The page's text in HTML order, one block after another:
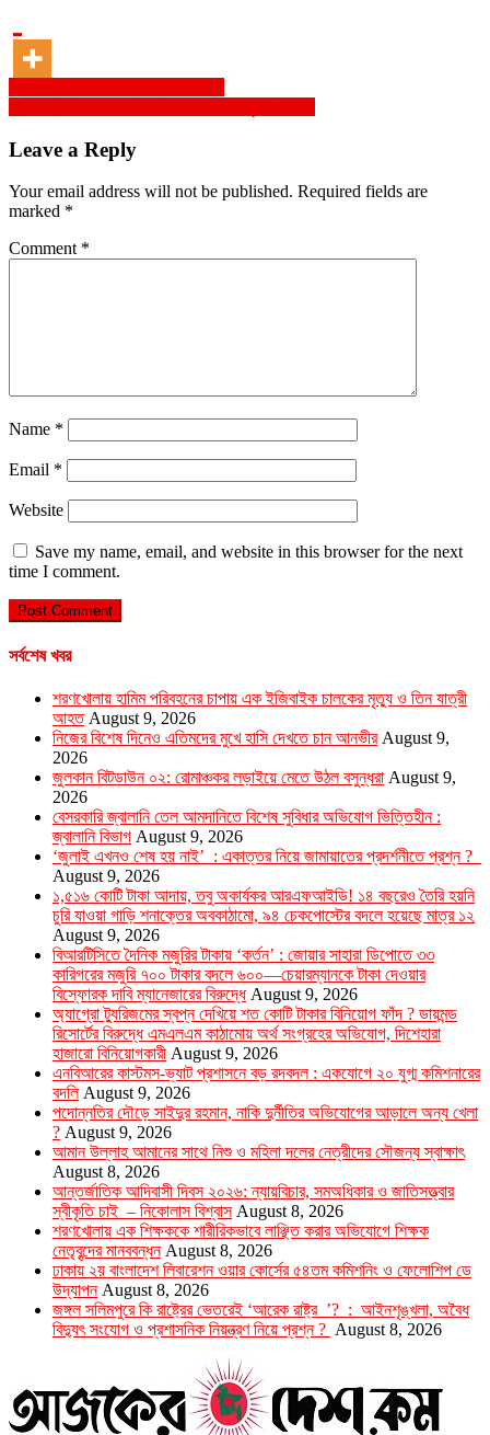
Post
navigation
Leave a Reply
Your email address will not be published. Required fields are
marked *
Comment *
Name *
Email *
Website
Save my name, email, and website in this browser for the next
time I comment.
সর্বশেষ খবর
শরণখোলায় হামিম পরিবহনের চাপায় এক ইজিবাইক চালকের মৃত্যু ও তিন যাত্রী
আহত August 9, 2026
নিজের বিশেষ দিনেও এতিমদের মুখে হাসি দেখতে চান আনভীর August 9,
2026
জুলকান বিটডাউন ০২: রোমাঞ্চকর লড়াইয়ে মেতে উঠল বসুন্ধরা August 9,
2026
বেসরকারি জ্বালানি তেল আমদানিতে বিশেষ সুবিধার অভিযোগ ভিত্তিহীন :
জ্বালানি বিভাগ August 9, 2026
‘জুলাই এখনও শেষ হয় নাই’ : একাত্তর নিয়ে জামায়াতের প্রদর্শনীতে প্রশ্ন ?
August 9, 2026
১,৫১৬ কোটি টাকা আদায়, তবু অকার্যকর আরএফআইডি! ১৪ বছরেও তৈরি হয়নি
চুরি যাওয়া গাড়ি শনাক্তের অবকাঠামো, ৯৪ চেকপোস্টের বদলে হয়েছে মাত্র ১২
August 9, 2026
বিআরটিসিতে দৈনিক মজুরির টাকায় ‘কর্তন’ : জোয়ার সাহারা ডিপোতে ৩৩
কারিগরের মজুরি ৭০০ টাকার বদলে ৬০০—চেয়ারম্যানকে টাকা দেওয়ার
বিস্ফোরক দাবি ম্যানেজারের বিরুদ্ধে August 9, 2026
অ্যাগ্রো ট্যুরিজমের স্বপ্ন দেখিয়ে শত কোটি টাকার বিনিয়োগ ফাঁদ ? ডায়মন্ড
রিসোর্টের বিরুদ্ধে এমএলএম কাঠামোয় অর্থ সংগ্রহের অভিযোগ, দিশেহারা
হাজারো বিনিয়োগকারী August 9, 2026
এনবিআরের কাস্টমস-ভ্যাট প্রশাসনে বড় রদবদল : একযোগে ২০ যুগ্ম কমিশনারের
বদলি August 9, 2026
পদোন্নতির দৌড়ে সাইদুর রহমান, নাকি দুর্নীতির অভিযোগের আড়ালে অন্য খেলা
? August 9, 2026
আমান উল্লাহ আমানের সাথে নিশু ও মহিলা দলের নেত্রীদের সৌজন্য স্বাক্ষাৎ
August 8, 2026
আন্তর্জাতিক আদিবাসী দিবস ২০২৬: ন্যায়বিচার, সমঅধিকার ও জাতিসত্ত্বার
স্বীকৃতি চাই – নিকোলাস বিশ্বাস August 8, 2026
শরণখোলায় এক শিক্ষককে শারীরিকভাবে লাঞ্ছিত করার অভিযোগে শিক্ষক
নেতৃবৃন্দের মানববন্ধন August 8, 2026
ঢাকায় ২য় বাংলাদেশ লিবারেশন ওয়ার কোর্সের ৫৪তম কমিশনিং ও ফেলোশিপ ডে
উদ্‌যাপন August 8, 2026
জঙ্গল সলিমপুরে কি রাষ্ট্রের ভেতরেই ‘আরেক রাষ্ট্র ’? : আইনশৃঙ্খলা, অবৈধ
বিদ্যুৎ সংযোগ ও প্রশাসনিক নিয়ন্ত্রণ নিয়ে প্রশ্ন ? August 8, 2026